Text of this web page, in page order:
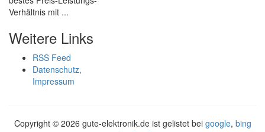
Verhältnis mit ...
Weitere Links
RSS Feed
Datenschutz,
Impressum
Copyright © 2026 gute-elektronik.de ist gelistet bei google, bing